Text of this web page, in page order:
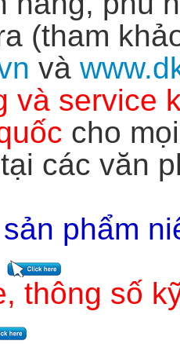
(tham
và
và service
cho
các văn
phẩm
thông số